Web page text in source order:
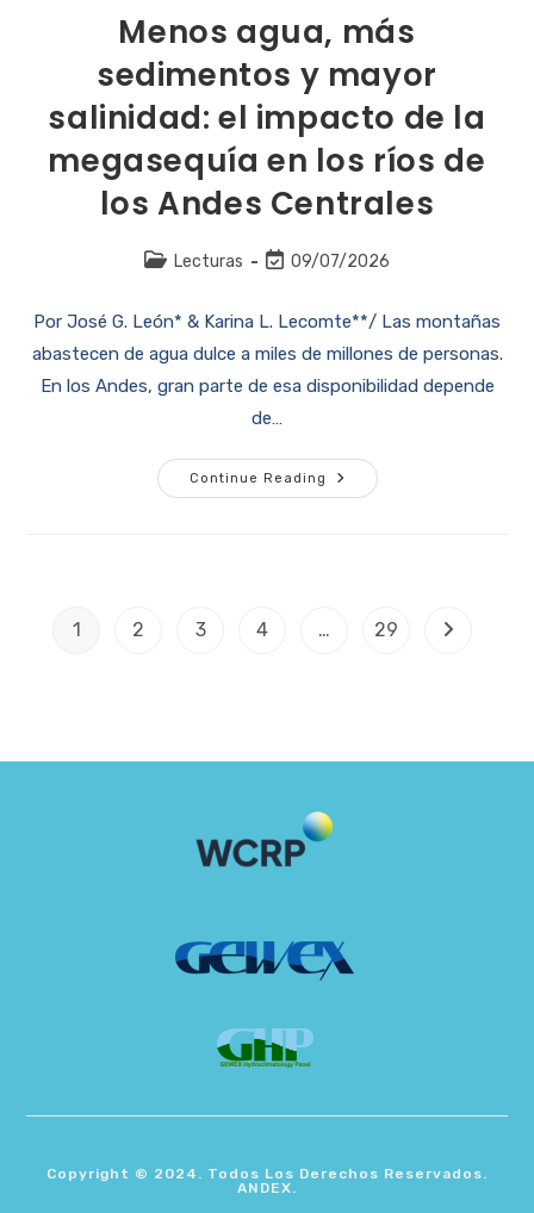
Menos agua, más
sedimentos y mayor
salinidad: el impacto de la
megasequía en los ríos de
los Andes Centrales
Lecturas 09/07/2026
Por José G. León* & Karina L. Lecomte**/ Las montañas
abastecen de agua dulce a miles de millones de personas.
En los Andes, gran parte de esa disponibilidad depende
de…
Continue Reading
1 2 3 4 … 29
Copyright © 2024. Todos Los Derechos Reservados.
ANDEX.